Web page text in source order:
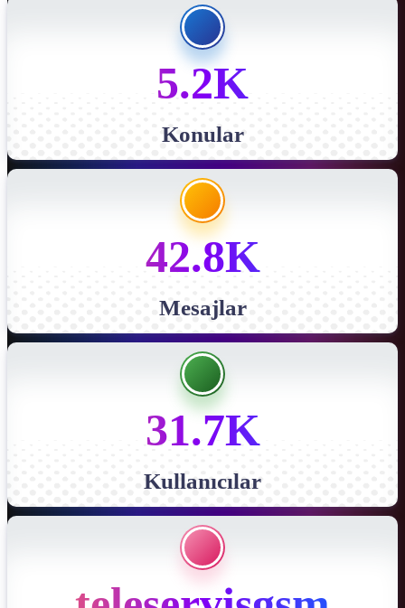
5.2K
Konular
42.8K
Mesajlar
31.7K
Kullanıcılar